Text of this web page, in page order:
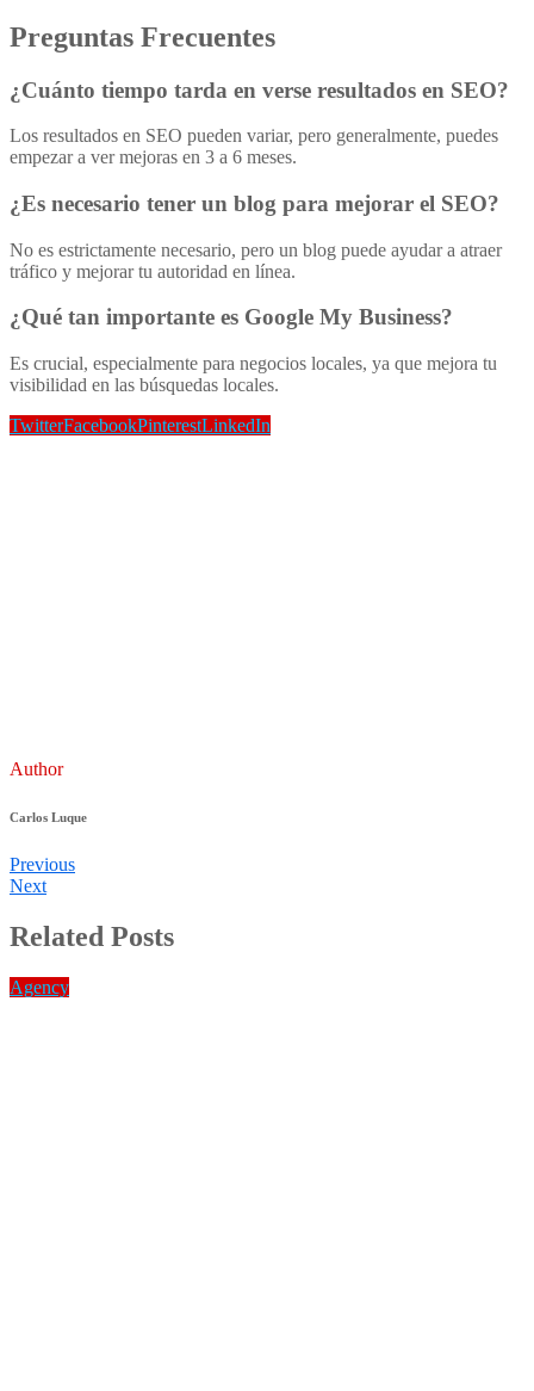
Preguntas Frecuentes
¿Cuánto tiempo tarda en verse resultados en SEO?
Los resultados en SEO pueden variar, pero generalmente, puedes
empezar a ver mejoras en 3 a 6 meses.
¿Es necesario tener un blog para mejorar el SEO?
No es estrictamente necesario, pero un blog puede ayudar a atraer
tráfico y mejorar tu autoridad en línea.
¿Qué tan importante es Google My Business?
Es crucial, especialmente para negocios locales, ya que mejora tu
visibilidad en las búsquedas locales.
TwitterFacebookPinterestLinkedIn
Author
Carlos Luque
Previous
Next
Related Posts
Agency